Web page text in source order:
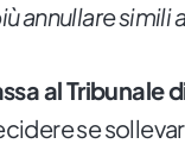
annullare simili
al Tribunale
se